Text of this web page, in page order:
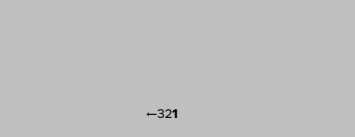
1
2
3
←